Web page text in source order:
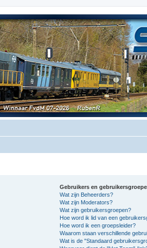
Gebruikers en
Wat zijn Beheerders?
Wat zijn Moderators?
Wat zijn gebruikersgroepen?
Hoe word ik lid van een
Hoe word ik een groepsleider?
Waarom staan verschillende
Wat is de "Standaard